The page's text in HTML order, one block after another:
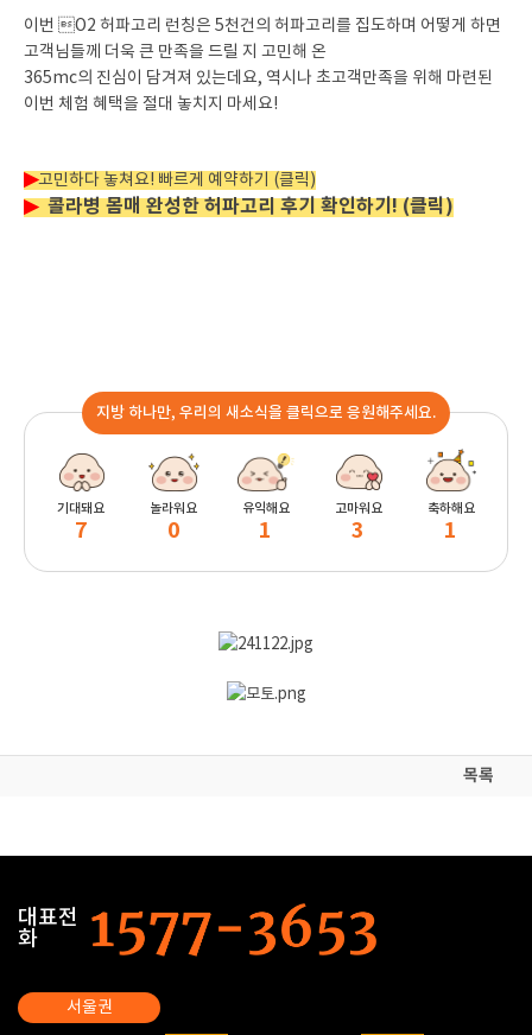
이번 O2 허파고리 런칭은 5천건의 허파고리를 집도하며 어떻게 하면
고객님들께 더욱 큰 만족을 드릴 지 고민해 온
365mc의 진심이 담겨져 있는데요, 역시나 초고객만족을 위해 마련된
이번 체험 혜택을 절대 놓치지 마세요!
▶고민하다 놓쳐요! 빠르게 예약하기 (클릭)
▶콜라병 몸매 완성한 허파고리 후기 확인하기! (클릭)
지방 하나만, 우리의 새소식을 클릭으로 응원해주세요.
기대돼요
7
놀라워요
0
유익해요
1
고마워요
3
축하해요
1
목록
대표전
화